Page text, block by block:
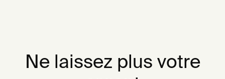
Ne laissez plus votre